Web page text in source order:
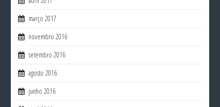
março 2017
novembro 2016
setembro 2016
agosto 2016
junho 2016